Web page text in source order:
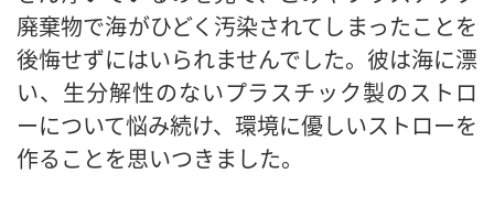
廃棄物で海がひどく汚染されてしまったことを
後悔せずにはいられませんでした。彼は海に漂
い、生分解性のないプラスチック製のストロ
ーについて悩み続け、環境に優しいストローを
作ることを思いつきました。